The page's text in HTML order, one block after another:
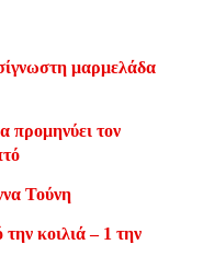
μαρμελάδα
προμηνύει τον
Τούνη
κοιλιά – 1 την